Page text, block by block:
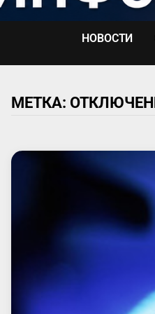
НОВОСТИ
МЕТКА: